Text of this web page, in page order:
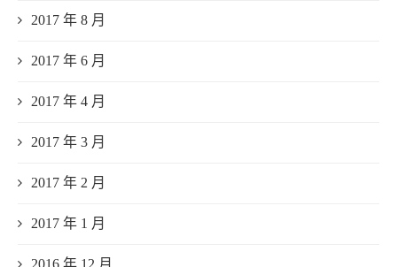
2017 年 8 月
2017 年 6 月
2017 年 4 月
2017 年 3 月
2017 年 2 月
2017 年 1 月
2016 年 12 月